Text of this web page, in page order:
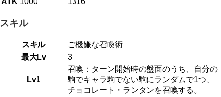
ATK 1000 1316
スキル
スキル
ご機嫌な召喚術
最大Lv
3
Lv1
召喚：ターン開始時の盤面のうち、自分の
駒でキャラ駒でない駒にランダムで1つ、
チョコレート・ランタンを召喚する。